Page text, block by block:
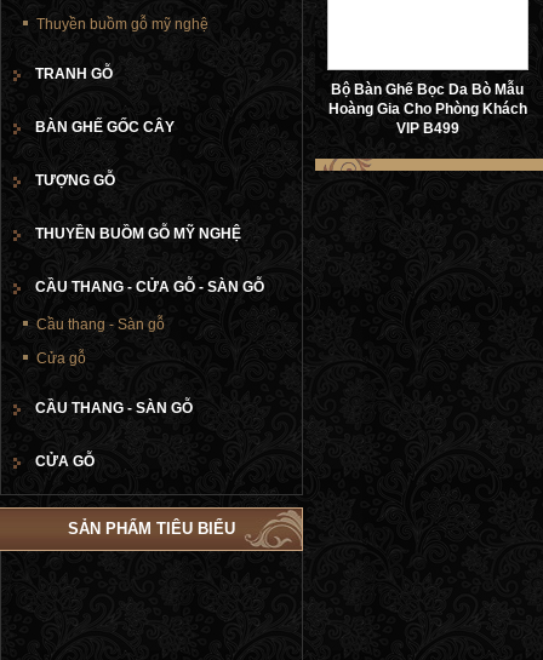
Bộ Bàn Ghế Bọc Da Bò Mẫu
Hoàng Gia Cho Phòng Khách
VIP B499
Thuyền buồm gỗ mỹ nghệ
TRANH GỖ
BÀN GHẾ GỐC CÂY
TƯỢNG GỖ
THUYỀN BUỒM GỖ MỸ NGHỆ
CẦU THANG - CỬA GỖ - SÀN GỖ
Cầu thang - Sàn gỗ
Cửa gỗ
CẦU THANG - SÀN GỖ
CỬA GỖ
SẢN PHẨM TIÊU BIỂU